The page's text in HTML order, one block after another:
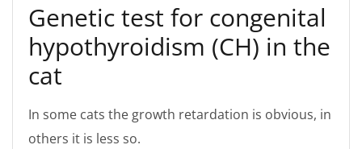
Genetic test for congenital
hypothyroidism (CH) in the
cat
In some cats the growth retardation is obvious, in
others it is less so.